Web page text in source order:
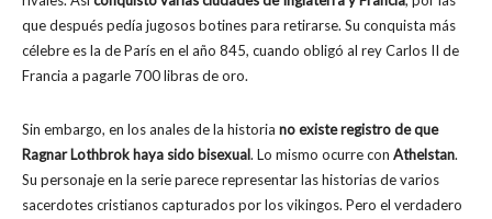
que después pedía jugosos botines para retirarse. Su conquista más
célebre es la de París en el año 845, cuando obligó al rey Carlos II de
Francia a pagarle 700 libras de oro.
Sin embargo, en los anales de la historia no existe registro de que
Ragnar Lothbrok haya sido bisexual. Lo mismo ocurre con Athelstan.
Su personaje en la serie parece representar las historias de varios
sacerdotes cristianos capturados por los vikingos. Pero el verdadero